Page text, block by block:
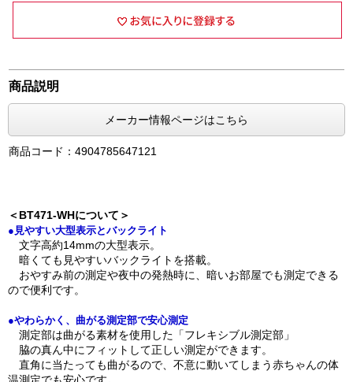
商品説明
メーカー情報ページはこちら
商品コード：4904785647121
＜BT471-WHについて＞
●見やすい大型表示とバックライト
文字高約14mmの大型表示。
暗くても見やすいバックライトを搭載。
おやすみ前の測定や夜中の発熱時に、暗いお部屋でも測定できる
ので便利です。
●やわらかく、曲がる測定部で安心測定
測定部は曲がる素材を使用した「フレキシブル測定部」
脇の真ん中にフィットして正しい測定ができます。
直角に当たっても曲がるので、不意に動いてしまう赤ちゃんの体